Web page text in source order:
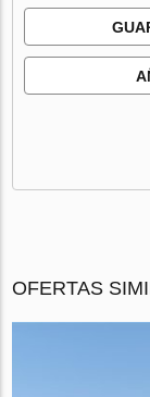
OFERTAS